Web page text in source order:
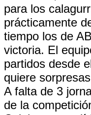
para los
prácticamente
tiempo los de
victoria. El
partidos desde
quiere
A falta de 3
de la